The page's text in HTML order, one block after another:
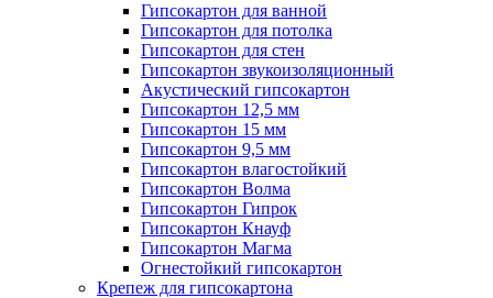
Гипсокартон для ванной
Гипсокартон для потолка
Гипсокартон для стен
Гипсокартон звукоизоляционный
Акустический гипсокартон
Гипсокартон 12,5 мм
Гипсокартон 15 мм
Гипсокартон 9,5 мм
Гипсокартон влагостойкий
Гипсокартон Волма
Гипсокартон Гипрок
Гипсокартон Кнауф
Гипсокартон Магма
Огнестойкий гипсокартон
Крепеж для гипсокартона